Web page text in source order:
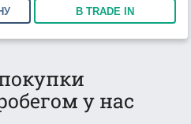
В TRADE IN
у нас